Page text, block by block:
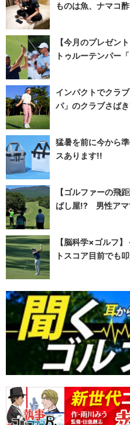
ものは魚、ナマコ
【今月のプレゼン
トゥルーテンパー
インパクトでクラ
パ」のクラブさば
猛暑を前に今から
スあります!!
【ゴルファーの飛
ばし屋!? 男性ア
【脳科学×ゴルフ
トスコア目前でも